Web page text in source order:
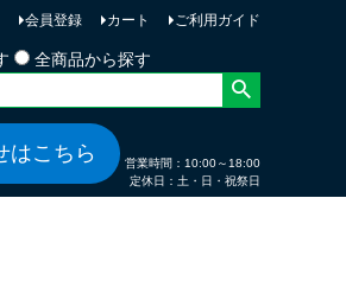
会員登録 カート
ご利用ガイド
全商品から探す
はこちら
営業時間：10:00～18:00
定休日：土・日・祝祭日